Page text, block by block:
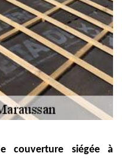
couverture siégée à